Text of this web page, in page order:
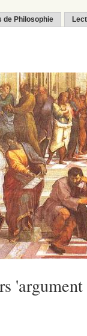
de Philosophie